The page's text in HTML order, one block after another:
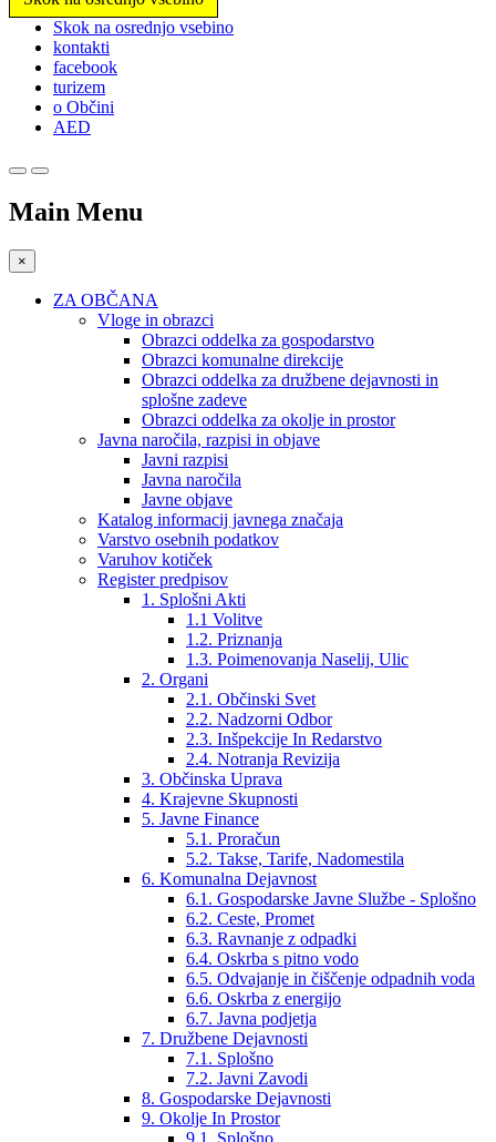
Prosimo,
upoštevajte:
spletno
mesto
vključuje
sistem
Skok na osrednjo vsebino
kontakti
facebook
turizem
o Občini
AED
Main Menu
×
ZA OBČANA
Vloge in obrazci
Obrazci oddelka za gospodarstvo
Obrazci komunalne direkcije
Obrazci oddelka za družbene dejavnosti in
splošne zadeve
Obrazci oddelka za okolje in prostor
Javna naročila, razpisi in objave
Javni razpisi
Javna naročila
Javne objave
Katalog informacij javnega značaja
Varstvo osebnih podatkov
Varuhov kotiček
Register predpisov
1. Splošni Akti
1.1 Volitve
1.2. Priznanja
1.3. Poimenovanja Naselij, Ulic
2. Organi
2.1. Občinski Svet
2.2. Nadzorni Odbor
2.3. Inšpekcije In Redarstvo
2.4. Notranja Revizija
3. Občinska Uprava
4. Krajevne Skupnosti
5. Javne Finance
5.1. Proračun
5.2. Takse, Tarife, Nadomestila
6. Komunalna Dejavnost
6.1. Gospodarske Javne Službe - Splošno
6.2. Ceste, Promet
6.3. Ravnanje z odpadki
6.4. Oskrba s pitno vodo
6.5. Odvajanje in čiščenje odpadnih voda
6.6. Oskrba z energijo
6.7. Javna podjetja
7. Družbene Dejavnosti
7.1. Splošno
7.2. Javni Zavodi
8. Gospodarske Dejavnosti
9. Okolje In Prostor
9.1. Splošno